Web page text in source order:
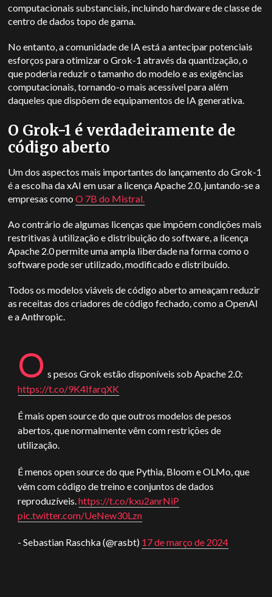
computacionais substanciais, incluindo hardware de classe de
centro de dados topo de gama.
No entanto, a comunidade de IA está a antecipar potenciais
esforços para otimizar o Grok-1 através da quantização, o
que poderia reduzir o tamanho do modelo e as exigências
computacionais, tornando-o mais acessível para além
daqueles que dispõem de equipamentos de IA generativa.
O Grok-1 é verdadeiramente de
código aberto
Um dos aspectos mais importantes do lançamento do Grok-1
é a escolha da xAI em usar a licença Apache 2.0, juntando-se a
empresas comoO 7B do Mistral.
Ao contrário de algumas licenças que impõem condições mais
restritivas à utilização e distribuição do software, a licença
Apache 2.0 permite uma ampla liberdade na forma como o
software pode ser utilizado, modificado e distribuído.
Todos os modelos viáveis de código aberto ameaçam reduzir
as receitas dos criadores de código fechado, como a OpenAI
e a Anthropic.
O s pesos Grok estão disponíveis sob Apache 2.0:
https://t.co/9K4IfarqXK
É mais open source do que outros modelos de pesos
abertos, que normalmente vêm com restrições de
utilização.
É menos open source do que Pythia, Bloom e OLMo, que
vêm com código de treino e conjuntos de dados
reproduzíveis.https://t.co/kxu2anrNiP
pic.twitter.com/UeNew30Lzn
- Sebastian Raschka (@rasbt) 17 de março de 2024